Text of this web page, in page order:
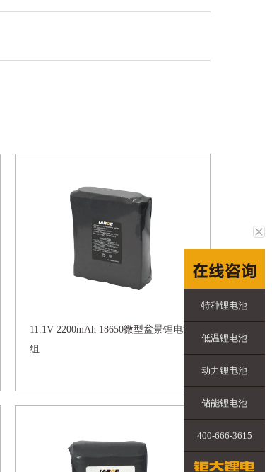
11.1V 2200mAh 18650微型盆景锂电池
组
特种锂电池
低温锂电池
动力锂电池
储能锂电池
400-666-3615